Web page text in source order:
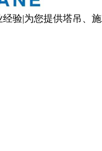
经验|为您提供塔吊、